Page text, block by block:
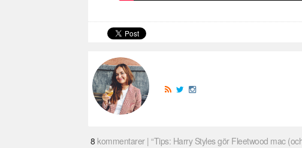
8 kommentarer | “Tips: Harry Styles gör Fleetwood mac